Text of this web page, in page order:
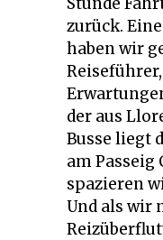
zurück.
haben wir
der aus
Busse liegt
am Passeig
spazieren
Und als wir